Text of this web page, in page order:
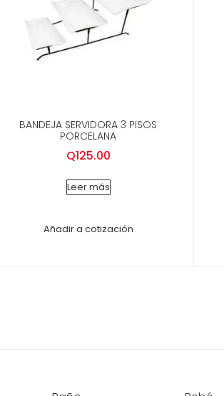
BANDEJA SERVIDORA 3 PISOS
PORCELANA
Q125.00
Leer más
Añadir a cotización